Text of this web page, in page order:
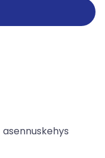
asennuskehys